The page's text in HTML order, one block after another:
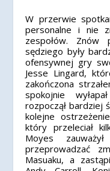
W przerwie
personalne i nie
zespołów.
sędziego były
ofensywnej gry
Jesse Lingard,
zakończona
spokojnie
rozpoczął bardziej
kolejne
który przeleciał
Moyes
przeprowadzać
Masuaku, a